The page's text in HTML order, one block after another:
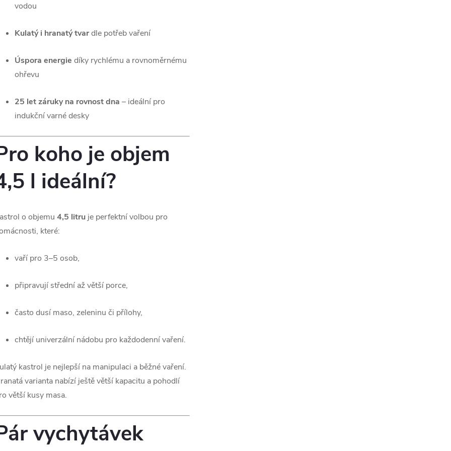
vodou
Kulatý i hranatý tvardle potřeb vaření
Úspora energie díky rychlému a rovnoměrnému
ohřevu
25 let záruky na rovnost dna – ideální pro
indukční varné desky
koho je objem
l ideální?
o objemu 4,5 litru je perfektní volbou pro
které:
vaří pro 3–5 osob,
připravují střední až větší porce,
často dusí maso, zeleninu či přílohy,
chtějí univerzální nádobu pro každodenní vaření.
kastrol je nejlepší na manipulaci a běžné vaření.
varianta nabízí ještě větší kapacitu a pohodlí
větší kusy masa.
vychytávek